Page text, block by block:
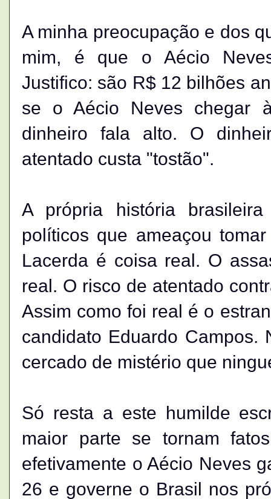
A minha preocupação e dos
mim, é que o Aécio
Justifico: são R$ 12 bilhões
se o Aécio Neves chegar
dinheiro fala alto. O
atentado custa "tostão".
A própria história
políticos que ameaçou
Lacerda é coisa real. O
real. O risco de atentado
Assim como foi real é o
candidato Eduardo Campos.
cercado de mistério que
Só resta a este humilde
maior parte se tornam
efetivamente o Aécio Neves
26 e governe o Brasil nos